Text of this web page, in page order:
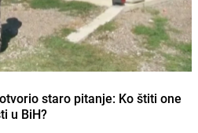
staro pitanje: Ko štiti one
u BiH?